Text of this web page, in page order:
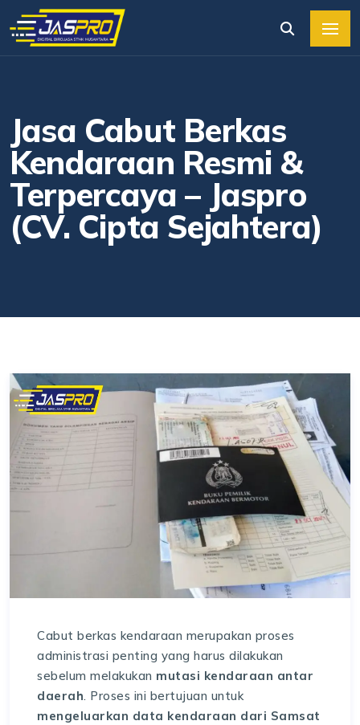
Jasa Cabut Berkas
Kendaraan Resmi &
Terpercaya – Jaspro
(CV. Cipta Sejahtera)
Cabut berkas kendaraan merupakan proses
administrasi penting yang harus dilakukan
sebelum melakukan mutasi kendaraan antar
daerah. Proses ini bertujuan untuk
mengeluarkan data kendaraan dari Samsat